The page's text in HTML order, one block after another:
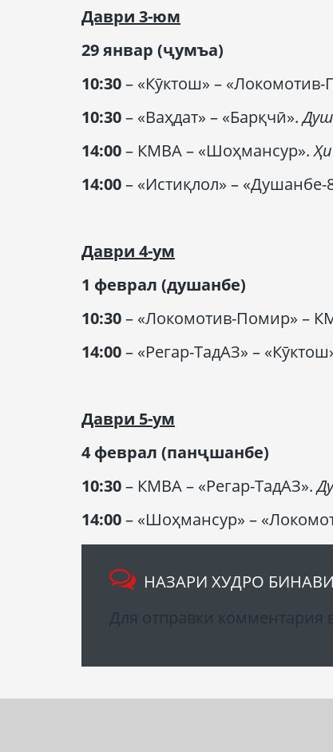
Даври 3-юм
29 январ (ҷумъа)
10:30– «Кӯктош» –
10:30– «Ваҳдат» – «Барқчӣ».
14:00– КМВА – «Шоҳмансур».
14:00– «Истиқлол» – «Душанбе-
Даври 4-ум
1 феврал (душанбе)
10:30– «Локомотив-Помир» –
14:00– «Регар-ТадАЗ» –
Даври 5-ум
4 феврал (панҷшанбе)
10:30– КМВА – «Регар-ТадАЗ».
14:00– «Шоҳмансур» –
НАЗАРИ ХУДРО